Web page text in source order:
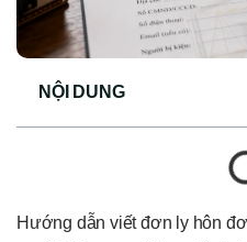
NỘI DUNG
Hướng dẫn viết đơn ly hôn